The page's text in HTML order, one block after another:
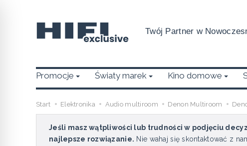
Twój Partner w
Promocje Światy marek Kino domowe
Start Elektronika Audio multiroom Denon Multiroom
Jeśli masz wątpliwości lub trudności w podjęciu
najlepsze rozwiązanie. Nie wahaj się skontaktować z